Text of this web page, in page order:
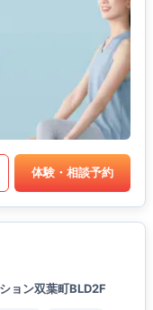
体験・相談予約
ョン双葉町BLD2F